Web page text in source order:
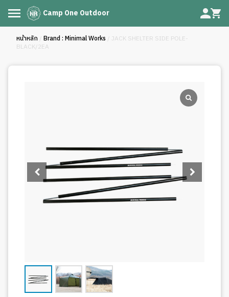
Camp One Outdoor
หน้าหลัก / Brand : Minimal Works / JACK SHELTER SIDE POLE-
BLACK/2EA